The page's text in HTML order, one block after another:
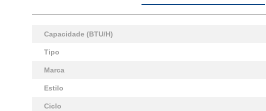
Capacidade (BTU/H)
Tipo
Marca
Estilo
Ciclo